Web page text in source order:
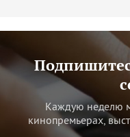
Каждую неделю
кинопремьерах,